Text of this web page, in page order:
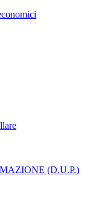
(D.U.P.)